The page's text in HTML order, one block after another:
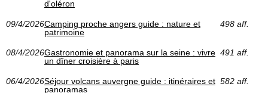
d'oléron
09/4/2026Camping proche angers guide : nature et
patrimoine
498 aff.
08/4/2026Gastronomie et panorama sur la seine : vivre
un dîner croisière à paris
491 aff.
06/4/2026Séjour volcans auvergne guide : itinéraires et
panoramas
582 aff.